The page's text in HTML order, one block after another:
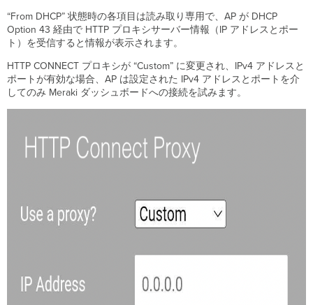
“From DHCP” 状態時の各項目は読み取り専用で、AP が DHCP
Option 43 経由で HTTP プロキシサーバー情報（IP アドレスとポー
ト）を受信すると情報が表示されます。
HTTP CONNECT プロキシが “Custom” に変更され、IPv4 アドレスと
ポートが有効な場合、AP は設定された IPv4 アドレスとポートを介
してのみ Meraki ダッシュボードへの接続を試みます。